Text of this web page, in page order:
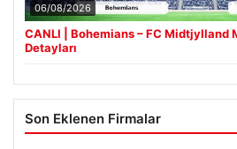
06/08/2026
CANLI | Bohemians – FC Midtjylland
Detayları
Son Eklenen Firmalar